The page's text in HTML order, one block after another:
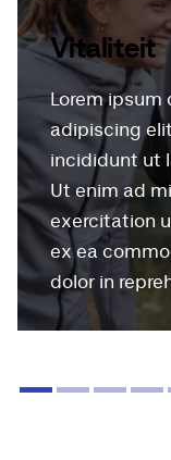
Vitaliteit
Lorem
adipiscing
incididunt ut
Ut enim ad
exercitation
ex ea
dolor in